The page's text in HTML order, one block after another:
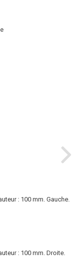
: 100 mm. Gauche.
: 100 mm. Droite.